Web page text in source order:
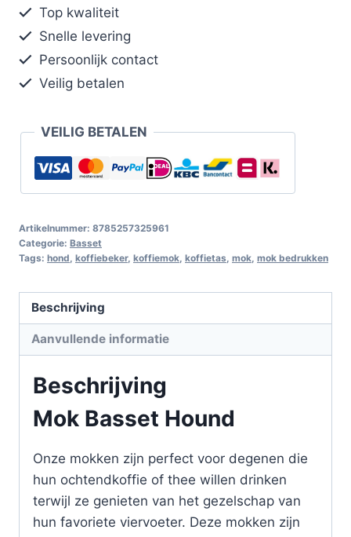
Top kwaliteit
Snelle levering
Persoonlijk contact
Veilig betalen
VEILIG BETALEN
Artikelnummer: 8785257325961
Categorie: Basset
Tags: hond koffiebeker, koffiemok koffietas mok mok bedrukken
Beschrijving
Aanvullende informatie
Beschrijving
Mok Basset Hound
Onze mokken zijn perfect voor degenen die
hun ochtendkoffie of thee willen drinken
terwijl ze genieten van het gezelschap van
hun favoriete viervoeter. Deze mokken zijn